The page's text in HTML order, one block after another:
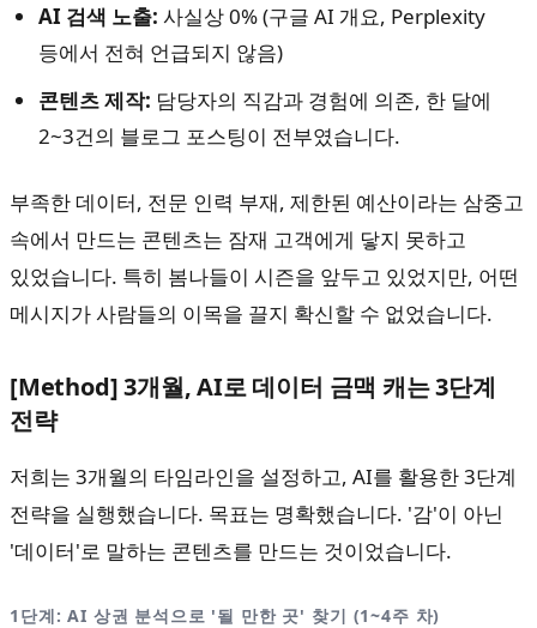
AI 검색 노출: 사실상 0% (구글 AI 개요, Perplexity
등에서 전혀 언급되지 않음)
콘텐츠 제작: 담당자의 직감과 경험에 의존, 한 달에
2~3건의 블로그 포스팅이 전부였습니다.
부족한 데이터, 전문 인력 부재, 제한된 예산이라는 삼중고
속에서 만드는 콘텐츠는 잠재 고객에게 닿지 못하고
있었습니다. 특히 봄나들이 시즌을 앞두고 있었지만, 어떤
메시지가 사람들의 이목을 끌지 확신할 수 없었습니다.
[Method] 3개월, AI로 데이터 금맥 캐는 3단계
전략
저희는 3개월의 타임라인을 설정하고, AI를 활용한 3단계
전략을 실행했습니다. 목표는 명확했습니다. '감'이 아닌
'데이터'로 말하는 콘텐츠를 만드는 것이었습니다.
1단계: AI 상권 분석으로 '될 만한 곳' 찾기 (1~4주 차)